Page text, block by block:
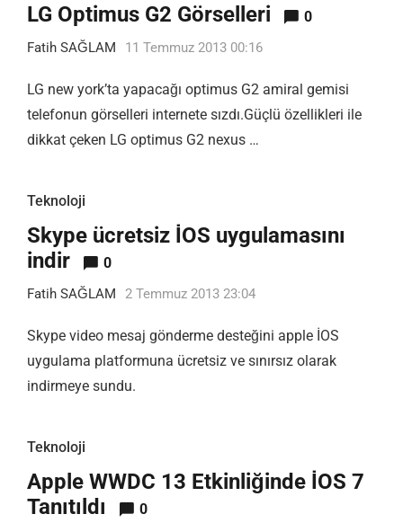
LG Optimus G2 Görselleri 0
Fatih SAĞLAM 11 Temmuz 2013 00:16
LG new york’ta yapacağı optimus G2 amiral gemisi
telefonun görselleri internete sızdı.Güçlü özellikleri ile
dikkat çeken LG optimus G2 nexus …
Teknoloji
Skype ücretsiz İOS uygulamasını
indir
0
Fatih SAĞLAM 2 Temmuz 2013 23:04
Skype video mesaj gönderme desteğini apple İOS
uygulama platformuna ücretsiz ve sınırsız olarak
indirmeye sundu.
Teknoloji
Apple WWDC 13 Etkinliğinde İOS 7
Tanıtıldı
0